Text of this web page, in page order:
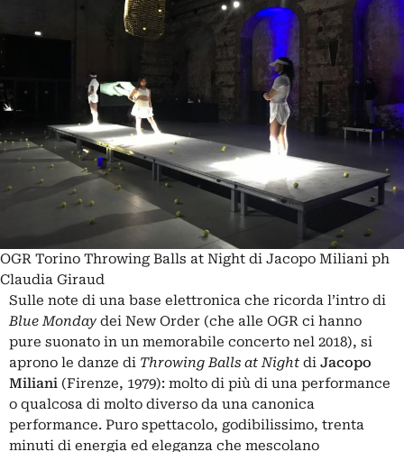
OGR Torino Throwing Balls at Night di Jacopo Miliani ph
Claudia Giraud
Sulle note di una base elettronica che ricorda l’intro di
Blue Monday dei New Order (che alle OGR ci hanno
pure suonato in un memorabile concerto nel 2018), si
aprono le danze di Throwing Balls at Night di Jacopo
Miliani (Firenze, 1979): molto di più di una performance
o qualcosa di molto diverso da una canonica
performance. Puro spettacolo, godibilissimo, trenta
minuti di energia ed eleganza che mescolano